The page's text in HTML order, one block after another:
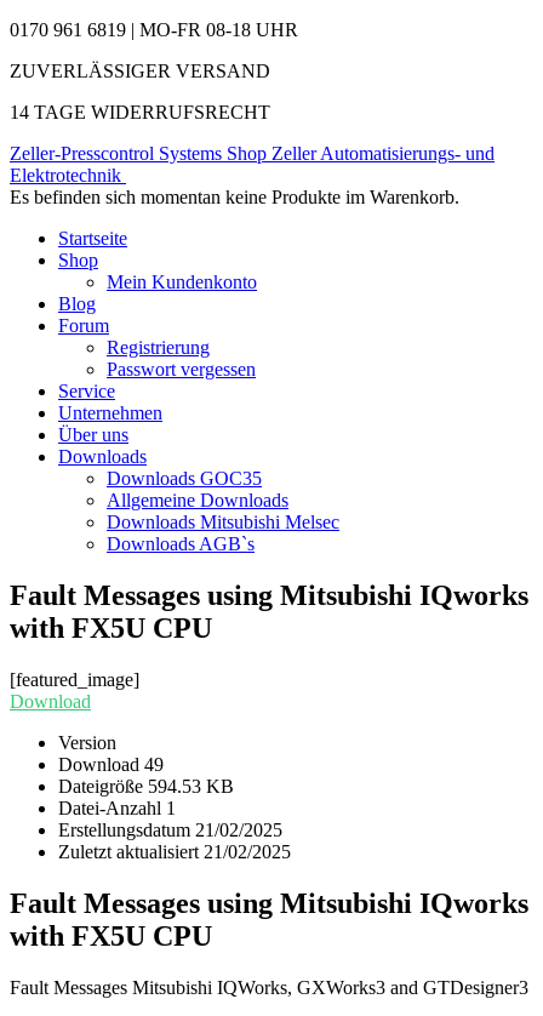
0170 961 6819 | MO-FR 08-18 UHR
ZUVERLÄSSIGER VERSAND
14 TAGE WIDERRUFSRECHT
Zeller-Presscontrol Systems Shop Zeller Automatisierungs- und
Elektrotechnik
Es befinden sich momentan keine Produkte im Warenkorb.
Startseite
Shop
Mein Kundenkonto
Blog
Forum
Registrierung
Passwort vergessen
Service
Unternehmen
Über uns
Downloads
Downloads GOC35
Allgemeine Downloads
Downloads Mitsubishi Melsec
Downloads AGB`s
Fault Messages using Mitsubishi IQworks
with FX5U CPU
[featured_image]
Download
Version
Download 49
Dateigröße 594.53 KB
Datei-Anzahl 1
Erstellungsdatum 21/02/2025
Zuletzt aktualisiert 21/02/2025
Fault Messages using Mitsubishi IQworks
with FX5U CPU
Fault Messages Mitsubishi IQWorks, GXWorks3 and GTDesigner3